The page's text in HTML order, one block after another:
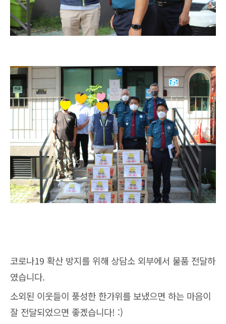
코로나19 확산 방지를 위해 상담소 외부에서 물품 전달하
였습니다.
소외된 이웃들이 풍성한 한가위를 보냈으면 하는 마음이
잘 전달되었으면 좋겠습니다! :)